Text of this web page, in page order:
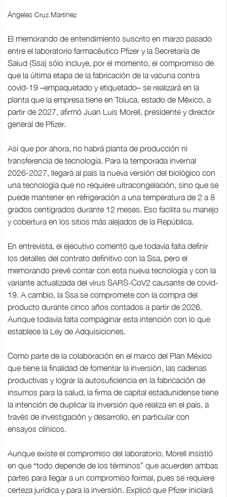
Ángeles Cruz Martínez
El memorando de entendimiento suscrito en marzo pasado
entre el laboratorio farmacéutico Pfizer y la Secretaría de
Salud (Ssa) sólo incluye, por el momento, el compromiso de
que la última etapa de la fabricación de la vacuna contra
covid-19 –empaquetado y etiquetado– se realizará en la
planta que la empresa tiene en Toluca, estado de México, a
partir de 2027, afirmó Juan Luis Morell, presidente y director
general de Pfizer.
Así que por ahora, no habrá planta de producción ni
transferencia de tecnología. Para la temporada invernal
2026-2027, llegará al país la nueva versión del biológico con
una tecnología que no requiere ultracongelación, sino que se
puede mantener en refrigeración a una temperatura de 2 a 8
grados centígrados durante 12 meses. Eso facilita su manejo
y cobertura en los sitios más alejados de la República.
En entrevista, el ejecutivo comentó que todavía falta definir
los detalles del contrato definitivo con la Ssa, pero el
memorando prevé contar con esta nueva tecnología y con la
variante actualizada del virus SARS-CoV2 causante de covid-
19. A cambio, la Ssa se compromete con la compra del
producto durante cinco años contados a partir de 2026.
Aunque todavía falta compaginar esta intención con lo que
establece la Ley de Adquisiciones.
Como parte de la colaboración en el marco del Plan México
que tiene la finalidad de fomentar la inversión, las cadenas
productivas y lograr la autosuficiencia en la fabricación de
insumos para la salud, la firma de capital estadunidense tiene
la intención de duplicar la inversión que realiza en el país, a
través de investigación y desarrollo, en particular con
ensayos clínicos.
Aunque existe el compromiso del laboratorio, Morell insistió
en que “todo depende de los términos” que acuerden ambas
partes para llegar a un compromiso formal, pues se requiere
certeza jurídica y para la inversión. Explicó que Pfizer iniciará